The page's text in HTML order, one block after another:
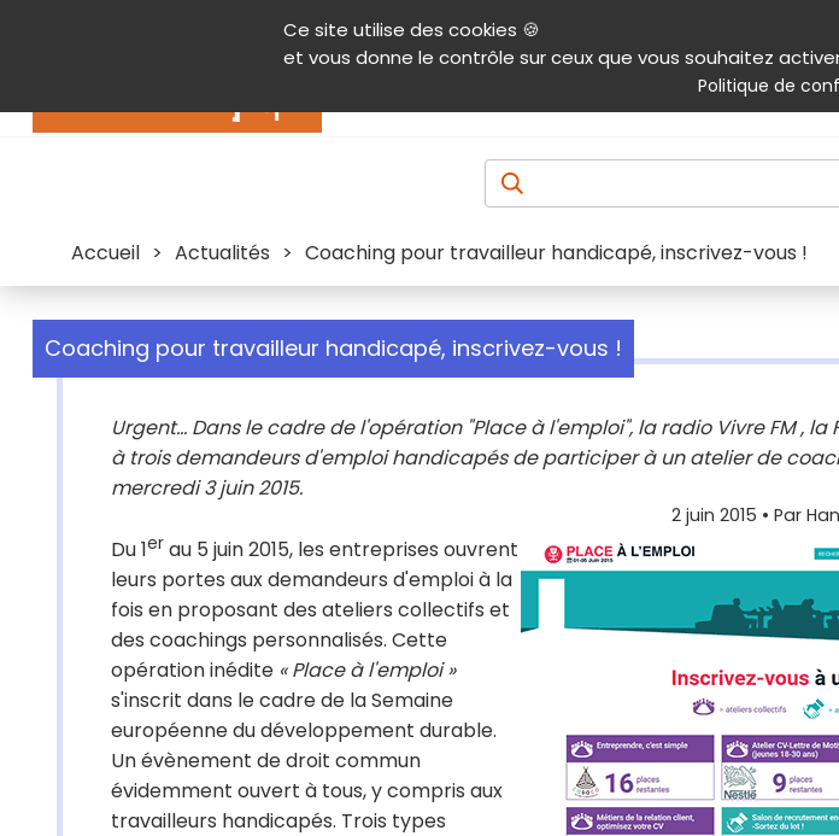
Ce site utilise des cookies 🍪
et vous donne le contrôle sur ceux que vous souhaitez
Politique de
Contenu Aide et accessibilité Menu principal
Produits & services
Accueil > Actualités > Coaching pour travailleur handicapé, inscrivez-vous !
Coaching pour travailleur handicapé, inscrivez-vous !
Urgent... Dans le cadre de l'opération "Place à l'emploi", la radio Vivre FM ,
à trois demandeurs d'emploi handicapés de participer à un atelier de
mercredi 3 juin 2015.
2 juin 2015 • Par
Du 1er au 5 juin 2015, les entreprises ouvrent
leurs portes aux demandeurs d'emploi à la
fois en proposant des ateliers collectifs et
des coachings personnalisés. Cette
opération inédite « Place à l'emploi »
s'inscrit dans le cadre de la Semaine
européenne du développement durable.
Un évènement de droit commun
évidemment ouvert à tous, y compris aux
travailleurs handicapés. Trois types